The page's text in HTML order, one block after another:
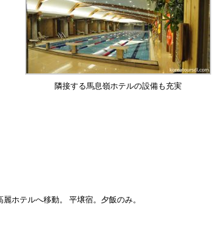
隣接する馬息嶺ホテルの設備も充実
ホテルへ移動。 平壌宿。夕飯のみ。